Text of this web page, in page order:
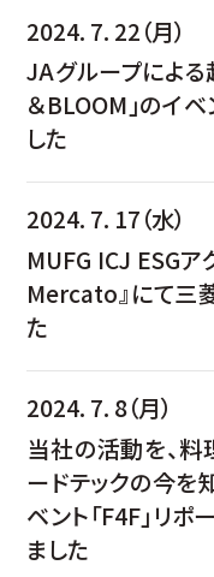
2024. 7. 22（月）
JAグループによる
＆BLOOM」のイ
した
2024. 7. 17（水）
MUFG ICJ ESG
Mercato』にて三
た
2024. 7. 8（月）
当社の活動を、
ードテックの今を
ベント「F4F」リ
ました